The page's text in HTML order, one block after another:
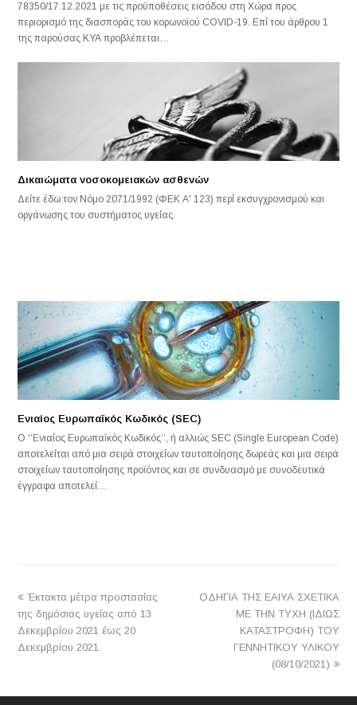
78350/17.12.2021 με τις προϋποθέσεις εισόδου στη Χώρα προς
περιορισμό της διασποράς του κορωνοϊού COVID-19. Επί του άρθρου 1
της παρούσας ΚΥΑ προβλέπεται…
Δικαιώματα νοσοκομειακών ασθενών
Δείτε έδω τον Νόμο 2071/1992 (ΦΕΚ Α' 123) περί εκσυγχρονισμού και
οργάνωσης του συστήματος υγείας.
Ενιαίος Ευρωπαϊκός Κωδικός (SEC)
Ο ‘’Ενιαίος Ευρωπαϊκός Κωδικός’’, ή αλλιώς SEC (Single European Code)
αποτελείται από μια σειρά στοιχείων ταυτοποίησης δωρεάς και μια σειρά
στοιχείων ταυτοποίησης προϊόντος και σε συνδυασμό με συνοδευτικά
έγγραφα αποτελεί…
previous
post:
Έκτακτα μέτρα προστασίας
της δημόσιας υγείας από 13
Δεκεμβρίου 2021 έως 20
Δεκεμβρίου 2021.
next
ΟΔΗΓΙΑ ΤΗΣ ΕΑΙΥΑ ΣΧΕΤΙΚΑ
ΜΕ ΤΗΝ ΤΥΧΗ (ΙΔΙΩΣ
ΚΑΤΑΣΤΡΟΦΗ) ΤΟΥ
ΓΕΝΝΗΤΙΚΟΥ ΥΛΙΚΟΥ
(08/10/2021)